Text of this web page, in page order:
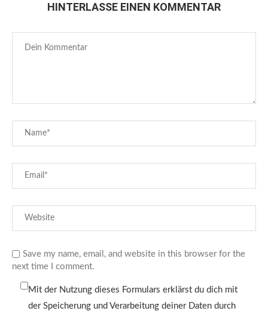
HINTERLASSE EINEN KOMMENTAR
Save my name, email, and website in this browser for the
next time I comment.
Mit der Nutzung dieses Formulars erklärst du dich mit
der Speicherung und Verarbeitung deiner Daten durch